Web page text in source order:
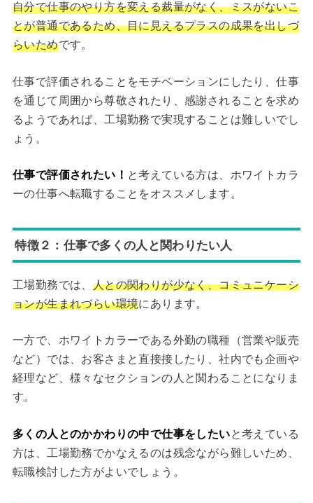
自分で仕事のやり方を変える裁量がなく、ミスがないこ
とが普通であるため、目に見えるプラスの成果を出しづ
らいためです。
仕事で評価されることをモチベーションにしたり、仕事
を通じて周囲から尊敬されたり、感謝されることを求め
るようであれば、工場勤務で実現することは難しいでし
ょう。
仕事で評価されたい！ と考えている方は、ホワイトカラ
ーの仕事へ転職することをオススメします。
特徴２：仕事で多くの人と関わりたい人
工場勤務では、 人との関わりが少なく、コミュニケーシ
ョンが生まれづらい環境にあります。
一方で、ホワイトカラーである外勤の職種（営業や販売
など）では、お客さまと直接接したり、社内でも企画や
経理など、様々なセクションの人と関わることになりま
す。
多くの人とのかかわりの中で仕事をしたいと考えている
方は、工場勤務でかなえるのは残念ながら難しいため、
転職検討した方がよいでしょう。